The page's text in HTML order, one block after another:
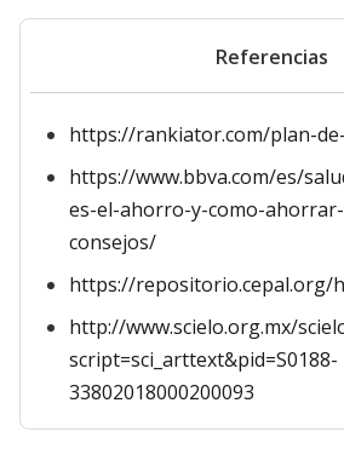
Referencias
https://rankiator.com/plan-
https://www.bbva.com/es/
es-el-ahorro-y-como-
consejos/
https://repositorio.cepal.org/
http://www.scielo.org.mx/
script=sci_arttext&pid=S0188-
33802018000200093